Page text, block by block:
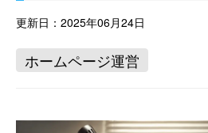
更新日： 2025年06月24日
ホームページ運営